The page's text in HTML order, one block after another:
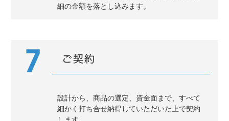
細の金額を落とし込みます。
設計から、商品の選定、資金面まで、すべて
細かく打ち合せ納得していただいた上で契約